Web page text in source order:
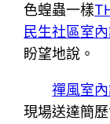
色蝗蟲一樣
民生社區室
盼望地說。
禪風室
現場送達簡歷